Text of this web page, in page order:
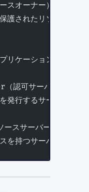
オーナー）
護されたリソースの所
ケーション。リソー
可サーバー）
発行するサーバー
スサーバー）
を持つサーバー（